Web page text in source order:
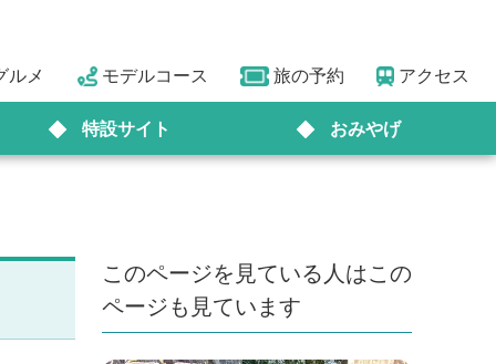
ルメ モデルコース 旅の予約 アクセス
特設サイト おみやげ
このページを見ている人はこの
ページも見ています